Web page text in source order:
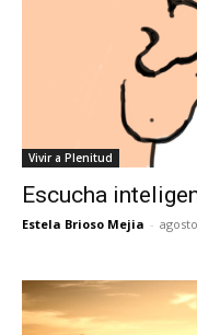
Vivir a Plenitud
Escucha
Estela Brioso Mejia -